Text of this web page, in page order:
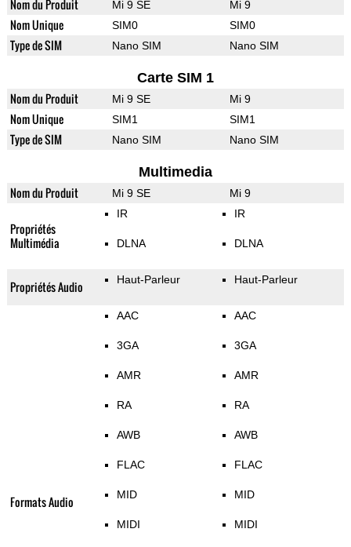
Nom du Produit Mi 9 SE Mi 9
Nom Unique SIM0 SIM0
Type de SIM Nano SIM Nano SIM
Carte SIM 1
Nom du Produit Mi 9 SE Mi 9
Nom Unique SIM1 SIM1
Type de SIM Nano SIM Nano SIM
Multimedia
Nom du Produit Mi 9 SE Mi 9
Propriétés
Multimédia
IR
DLNA
IR
DLNA
Propriétés Audio Haut-Parleur Haut-Parleur
Formats Audio
AAC
3GA
AMR
RA
AWB
FLAC
MID
MIDI
AAC
3GA
AMR
RA
AWB
FLAC
MID
MIDI